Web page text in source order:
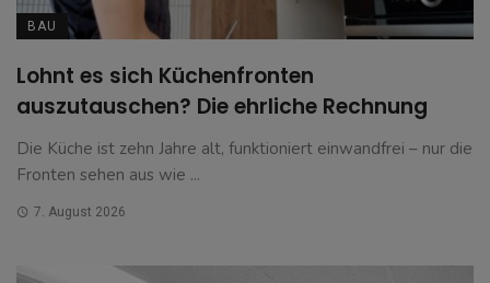
BAU
Lohnt es sich Küchenfronten
auszutauschen? Die ehrliche Rechnung
Die Küche ist zehn Jahre alt, funktioniert einwandfrei – nur die
Fronten sehen aus wie ...
7. August 2026